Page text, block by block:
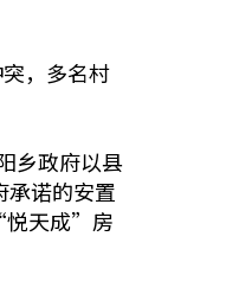
，多名村
乡政府以县
承诺的安置
悦天成”房